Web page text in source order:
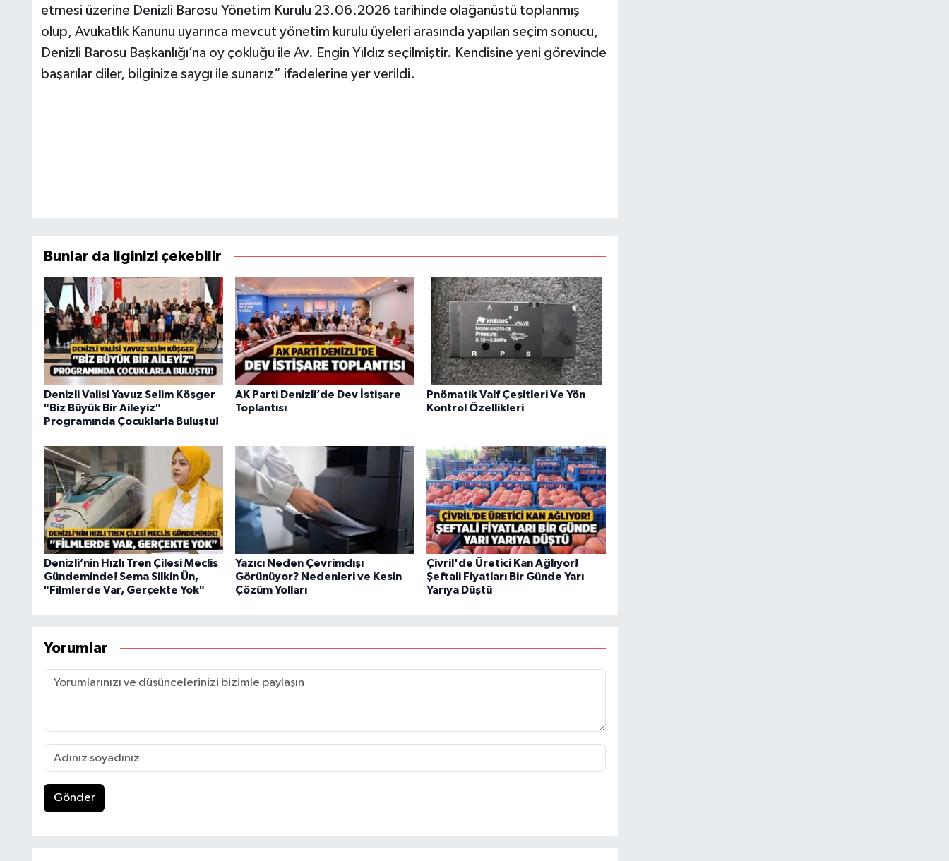
etmesi üzerine Denizli Barosu Yönetim Kurulu 23.06.2026 tarihinde olağanüstü toplanmış
olup, Avukatlık Kanunu uyarınca mevcut yönetim kurulu üyeleri arasında yapılan seçim sonucu,
Denizli Barosu Başkanlığı’na oy çokluğu ile Av. Engin Yıldız seçilmiştir. Kendisine yeni görevinde
başarılar diler, bilginize saygı ile sunarız” ifadelerine yer verildi.
Bunlar da ilginizi çekebilir
Denizli Valisi Yavuz Selim Köşger
"Biz Büyük Bir Aileyiz"
Programında Çocuklarla Buluştu!
AK Parti Denizli’de Dev İstişare
Toplantısı
Pnömatik Valf Çeşitleri Ve Yön
Kontrol Özellikleri
Denizli’nin Hızlı Tren Çilesi Meclis
Gündeminde! Sema Silkin Ün,
"Filmlerde Var, Gerçekte Yok"
Yazıcı Neden Çevrimdışı
Görünüyor? Nedenleri ve Kesin
Çözüm Yolları
Çivril'de Üretici Kan Ağlıyor!
Şeftali Fiyatları Bir Günde Yarı
Yarıya Düştü
Yorumlar
Gönder